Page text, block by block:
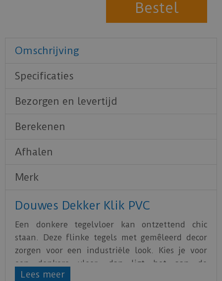
Omschrijving
Specificaties
Bezorgen en levertijd
Berekenen
Afhalen
Merk
Douwes Dekker Klik PVC
Een donkere tegelvloer kan ontzettend chic
staan. Deze flinke tegels met gemêleerd decor
zorgen voor een industriële look. Kies je voor
een donkere vloer, dan ligt het aan de
afmetingen van de ruimte en de hoeveelheid
Lees meer